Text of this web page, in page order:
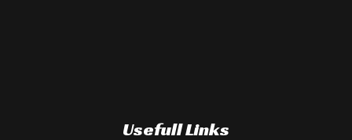
Usefull Links